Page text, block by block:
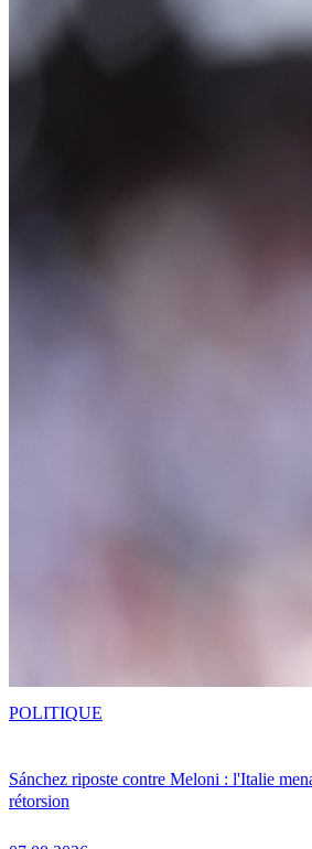
Sánchez riposte contre Meloni : l'Italie
rétorsion
POLITIQUE